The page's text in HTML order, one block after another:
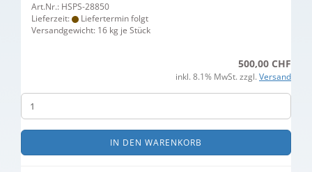
Art.Nr.: HSPS-28850
Lieferzeit:
Liefertermin folgt
Versandgewicht: 16 kg je Stück
500,00 CHF
inkl. 8.1% MwSt. zzgl. Versand
IN DEN WARENKORB